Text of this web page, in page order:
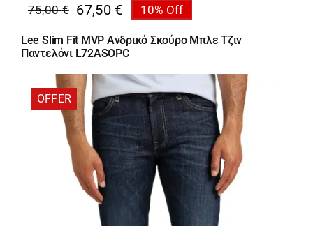
75,00€
Original
price
was:
67,50 €
Η
τρέχουσα
τιμή
67,50 €.
10% Off
Lee Slim Fit MVP Ανδρικό Σκούρο Μπλε Τζιν
Παντελόνι L72ASOPC
OFFER